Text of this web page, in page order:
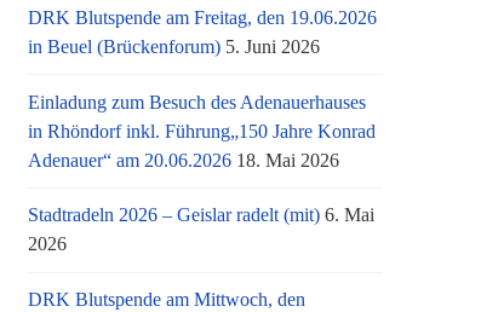
DRK Blutspende am Freitag, den 19.06.2026
in Beuel (Brückenforum) 5. Juni 2026
Einladung zum Besuch des Adenauerhauses
in Rhöndorf inkl. Führung„150 Jahre Konrad
Adenauer“ am 20.06.2026 18. Mai 2026
Stadtradeln 2026 – Geislar radelt (mit) 6. Mai
2026
DRK Blutspende am Mittwoch, den